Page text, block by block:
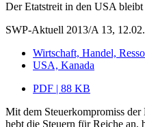
Der Etatstreit in den USA bleibt
SWP-Aktuell 2013/A 13,
Wirtschaft, Handel,
USA, Kanada
PDF | 88 KB
Mit dem Steuerkompromiss
hebt die Steuern für Reiche an,